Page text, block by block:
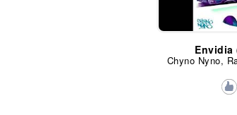
Envidia
Chyno Nyno,